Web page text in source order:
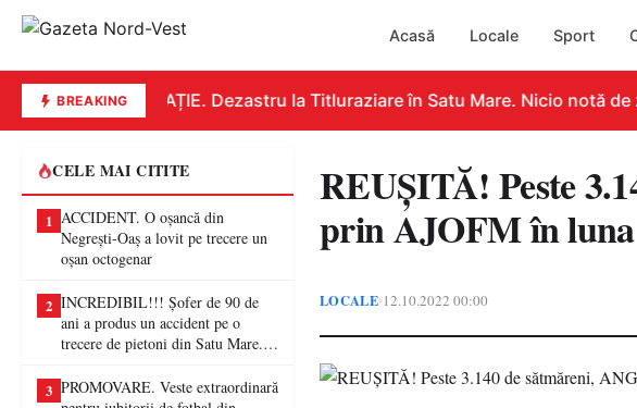
Acasă Locale Sport
BREAKINGEDUCAȚIE. Dezastru la Titluraziare în Satu Mare. Nicio notă de
CELE MAI CITITE
1 ACCIDENT. O oșancă din
Negrești-Oaș a lovit pe trecere un
oșan octogenar
2 INCREDIBIL!!! Șofer de 90 de
ani a produs un accident pe o
trecere de pietoni din Satu Mare. O
3 PROMOVARE. Veste extraordinară
REUȘITĂ! Peste
prin AJOFM în
LOCALE•12.10.2022 00:00